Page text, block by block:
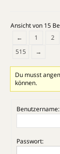
Ansicht von 15
←
1 2
515
→
Du musst
können.
Benutzername:
Passwort: